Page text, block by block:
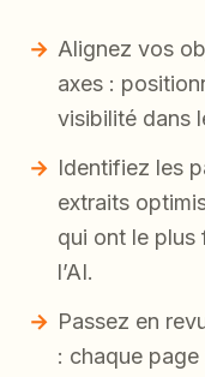
Alignez vos
axes :
visibilité dans
Identifiez les
extraits
qui ont le
l’AI.
Passez en
: chaque